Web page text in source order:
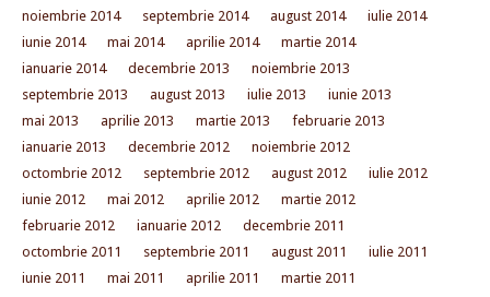
noiembrie 2014
septembrie 2014 august 2014
iulie 2014
iunie 2014
mai 2014 aprilie 2014
martie 2014
ianuarie 2014
decembrie 2013
noiembrie 2013
septembrie 2013
august 2013 iulie 2013
iunie 2013
mai 2013
aprilie 2013 martie 2013
februarie 2013
ianuarie 2013
decembrie 2012
noiembrie 2012
octombrie 2012
septembrie 2012 august 2012
iulie 2012
iunie 2012
mai 2012 aprilie 2012
martie 2012
februarie 2012
ianuarie 2012
decembrie 2011
octombrie 2011
septembrie 2011 august 2011
iulie 2011
iunie 2011
mai 2011 aprilie 2011
martie 2011